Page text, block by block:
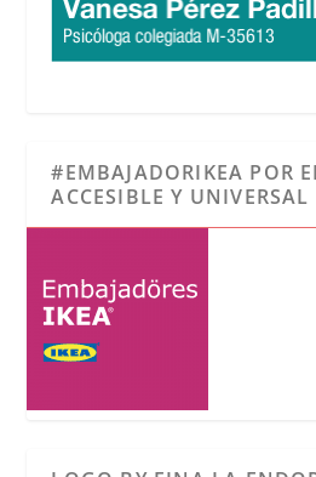
#EMBAJADORIKEA POR
ACCESIBLE Y UNIVERSAL